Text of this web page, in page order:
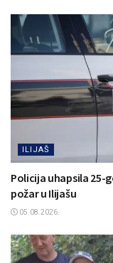
ILIJAŠ
Policija uhapsila 25-
požar u Ilijašu
05.08.2026.